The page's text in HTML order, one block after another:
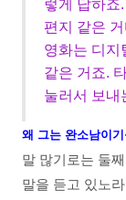
렇게 답하죠
편지 같은
영화는 디지
같은 거죠.
눌러서 보내
왜 그는 완소남이
말 많기로는 둘
말을 듣고 있노